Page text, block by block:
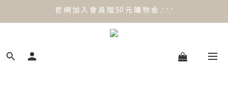
官 網 加 入 會 員 贈 50 元 購 物 金 .ᐟ.ᐟ.ᐟ
官 網 加 入 會 員 贈 50 元 購 物 金 .ᐟ.ᐟ.ᐟ
⟡.·*. 滿 NT.1000 免 運 費 ꔛ♡